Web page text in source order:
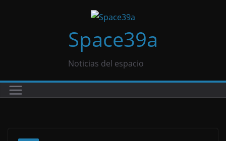
Space39a
Noticias del espacio